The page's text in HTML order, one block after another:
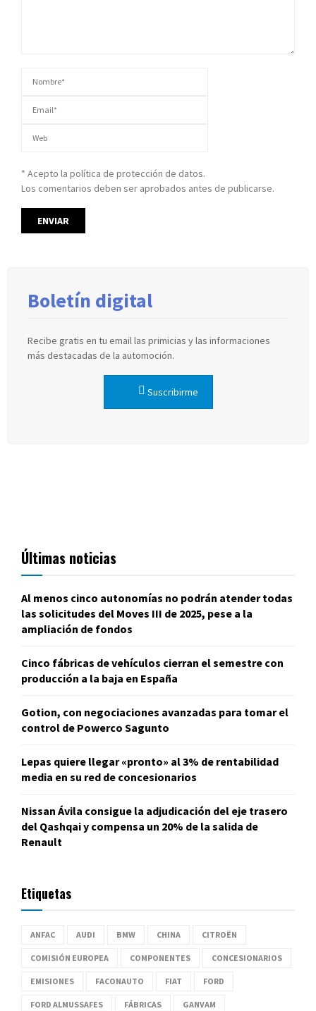
* Acepto la política de protección de datos.
Los comentarios deben ser aprobados antes de publicarse.
Boletín digital
Recibe gratis en tu email las primicias y las informaciones
más destacadas de la automoción.
Suscribirme
Últimas noticias
Al menos cinco autonomías no podrán atender todas
las solicitudes del Moves III de 2025, pese a la
ampliación de fondos
Cinco fábricas de vehículos cierran el semestre con
producción a la baja en España
Gotion, con negociaciones avanzadas para tomar el
control de Powerco Sagunto
Lepas quiere llegar «pronto» al 3% de rentabilidad
media en su red de concesionarios
Nissan Ávila consigue la adjudicación del eje trasero
del Qashqai y compensa un 20% de la salida de
Renault
Etiquetas
ANFAC AUDI BMW CHINA CITROËN
COMISIÓN EUROPEA COMPONENTES CONCESIONARIOS
EMISIONES FACONAUTO FIAT FORD
FORD ALMUSSAFES FÁBRICAS GANVAM